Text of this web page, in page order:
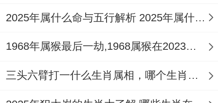
2025年属什么命与五行解析 2025年属什么生肖五行属性是什么
1968年属猴最后一劫,1968属猴在2023劫数
三头六臂打一什么生肖属相，哪个生肖三头六臂